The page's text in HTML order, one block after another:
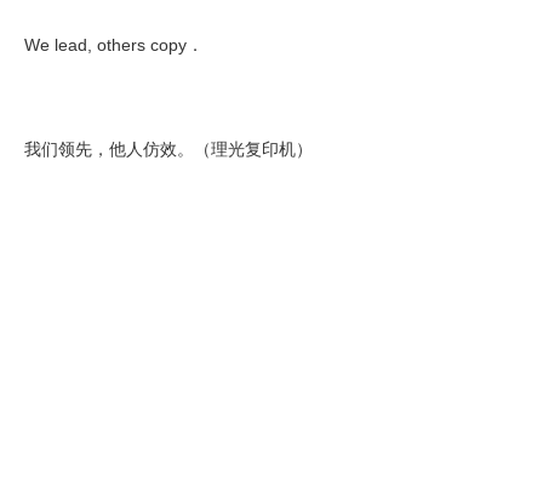
We lead, others copy．
我们领先，他人仿效。（理光复印机）